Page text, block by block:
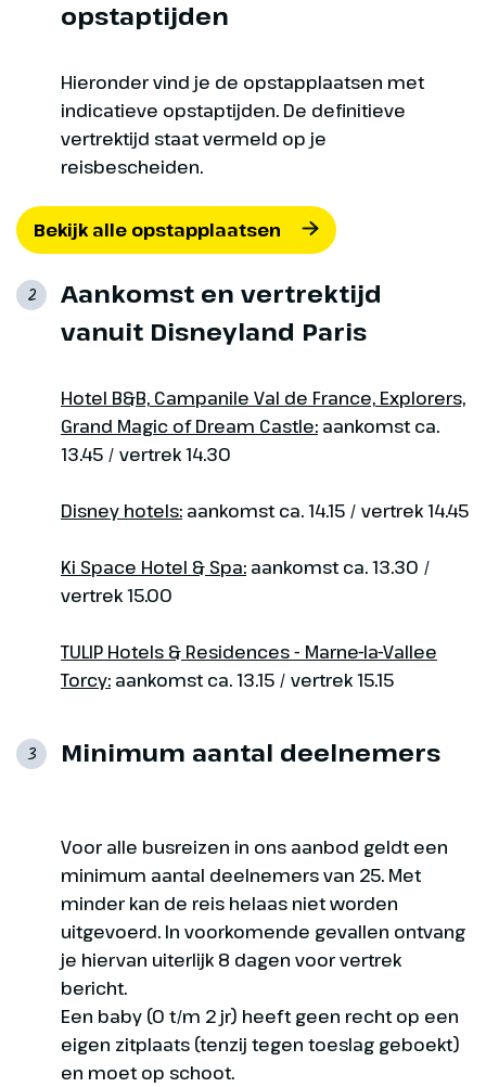
opstaptijden
Hieronder vind je de opstapplaatsen met
indicatieve opstaptijden. De definitieve
vertrektijd staat vermeld op je
reisbescheiden.
Bekijk alle opstapplaatsen
2
Aankomst en vertrektijd
vanuit Disneyland Paris
Hotel B&B, Campanile Val de France, Explorers,
Grand Magic of Dream Castle: aankomst ca.
13.45 / vertrek 14.30
Disney hotels: aankomst ca. 14.15 / vertrek 14.45
Ki Space Hotel & Spa: aankomst ca. 13.30 /
vertrek 15.00
TULIP Hotels & Residences - Marne-la-Vallee
Torcy: aankomst ca. 13.15 / vertrek 15.15
3 Minimum aantal deelnemers
Voor alle busreizen in ons aanbod geldt een
minimum aantal deelnemers van 25. Met
minder kan de reis helaas niet worden
uitgevoerd. In voorkomende gevallen ontvang
je hiervan uiterlijk 8 dagen voor vertrek
bericht.
Een baby (0 t/m 2 jr) heeft geen recht op een
eigen zitplaats (tenzij tegen toeslag geboekt)
en moet op schoot.